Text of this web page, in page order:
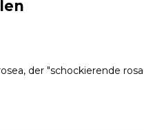
der "schockierende